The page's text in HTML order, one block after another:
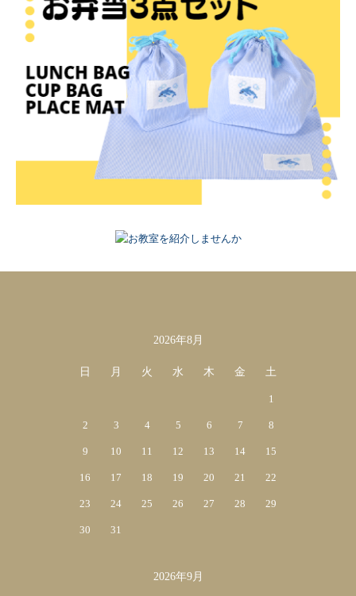
2026年8月
日 月 火 水 木 金 土
1
2 3 4 5 6 7 8
9 10 11 12 13 14 15
16 17 18 19 20 21 22
23 24 25 26 27 28 29
30 31
2026年9月